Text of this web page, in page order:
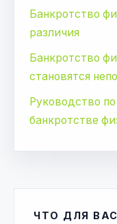
Банкротство
различия
Банкротство
становятся
Руководство
банкротстве
ЧТО ДЛЯ